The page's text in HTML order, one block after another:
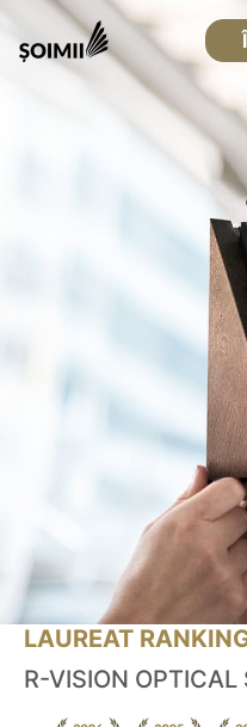
LAUREAT
R-VISION OPTICAL